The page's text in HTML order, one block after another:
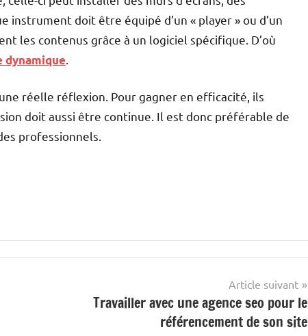
doit être équipé d’un « player » ou d’un
les contenus grâce à un logiciel spécifique. D’où
dynamique
réelle réflexion. Pour gagner en efficacité, ils
doit aussi être continue. Il est donc préférable de
professionnels.
Article suivant
Travailler avec une agence seo pour le
référencement de son site